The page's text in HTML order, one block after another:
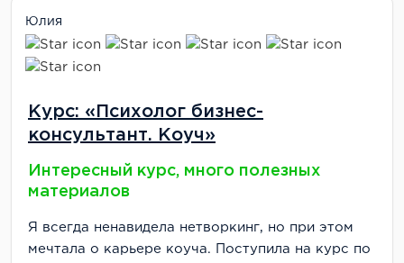
Юлия
Курс: «Психолог бизнес-
консультант. Коуч»
Интересный курс, много полезных
материалов
Я всегда ненавидела нетворкинг, но при этом
мечтала о карьере коуча. Поступила на курс по